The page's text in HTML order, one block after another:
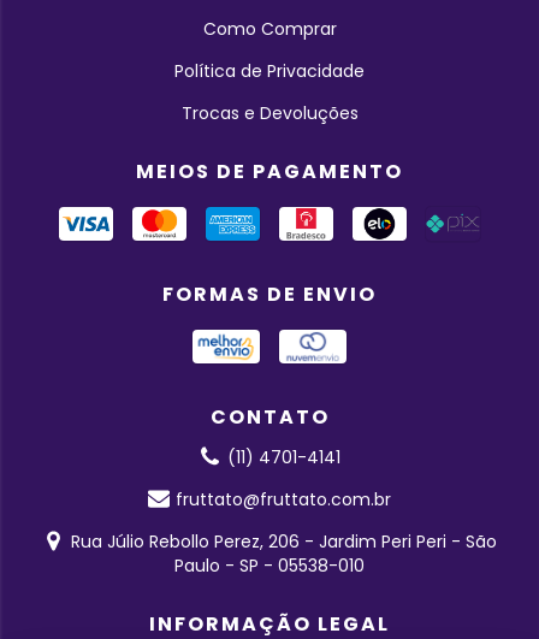
Como Comprar
Política de Privacidade
Trocas e Devoluções
MEIOS DE PAGAMENTO
FORMAS DE ENVIO
CONTATO
(11) 4701-4141
fruttato@fruttato.com.br
Rua Júlio Rebollo Perez, 206 - Jardim Peri Peri - São
Paulo - SP - 05538-010
INFORMAÇÃO LEGAL